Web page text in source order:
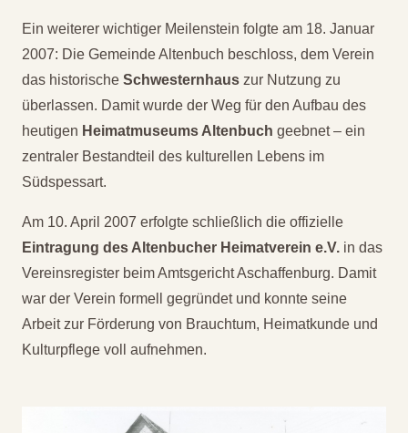
Ein weiterer wichtiger Meilenstein folgte am 18. Januar
2007: Die Gemeinde Altenbuch beschloss, dem Verein
das historische Schwesternhaus zur Nutzung zu
überlassen. Damit wurde der Weg für den Aufbau des
heutigen Heimatmuseums Altenbuch geebnet – ein
zentraler Bestandteil des kulturellen Lebens im
Südspessart.
Am 10. April 2007 erfolgte schließlich die offizielle
Eintragung des Altenbucher Heimatverein e.V. in das
Vereinsregister beim Amtsgericht Aschaffenburg. Damit
war der Verein formell gegründet und konnte seine
Arbeit zur Förderung von Brauchtum, Heimatkunde und
Kulturpflege voll aufnehmen.